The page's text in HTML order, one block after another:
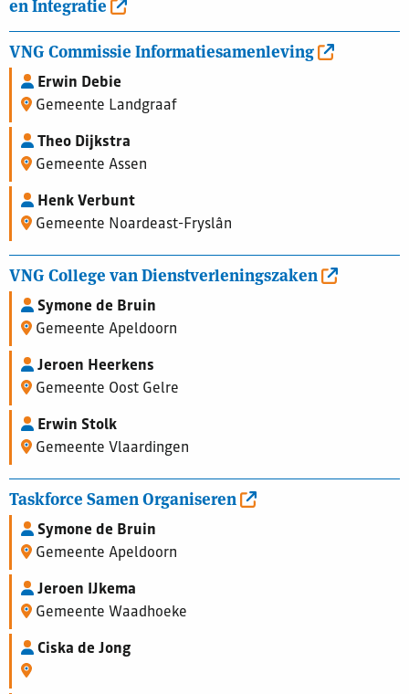
en Integratie
VNG Commissie Informatiesamenleving
Erwin Debie
Gemeente Landgraaf
Theo Dijkstra
Gemeente Assen
Henk Verbunt
Gemeente Noardeast-Fryslân
VNG College van Dienstverleningszaken
Symone de Bruin
Gemeente Apeldoorn
Jeroen Heerkens
Gemeente Oost Gelre
Erwin Stolk
Gemeente Vlaardingen
Taskforce Samen Organiseren
Symone de Bruin
Gemeente Apeldoorn
Jeroen IJkema
Gemeente Waadhoeke
Ciska de Jong